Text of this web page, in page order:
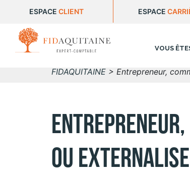
ESPACE CLIENT ESPACE
VOUS
FIDAQUITAINE > Entrepreneur,
ou